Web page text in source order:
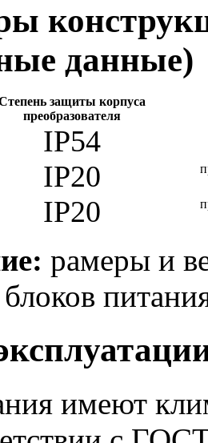
данные)
защиты корпуса
преобразователя
IP54
IP20
IP20
рамеры и
имеют